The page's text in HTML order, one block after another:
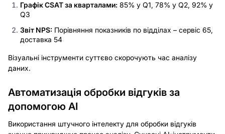
Графік CSAT за кварталами: 85% у Q1, 78% у Q2, 92% у
Q3
Звіт NPS: Порівняння показників по відділах – сервіс 65,
доставка 54
Візуальні інструменти суттєво скорочують час аналізу
даних.
Автоматизація обробки відгуків за
допомогою AI
Використання штучного інтелекту для обробки відгуків